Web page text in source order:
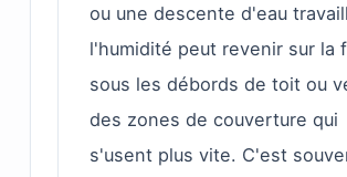
ou une descente d'eau
l'humidité peut revenir sur la
sous les débords de toit ou
des zones de couverture qui
s'usent plus vite. C'est